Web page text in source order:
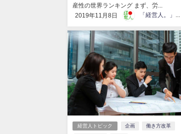
産性の世界ランキング まず、労...
2019年11月8日
経営人トピック 企画 働き方改革